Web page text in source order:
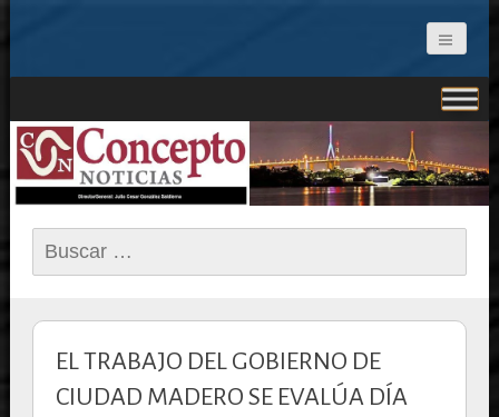
CONCEPTO NOTICIAS
Buscar:
EL TRABAJO DEL GOBIERNO DE
CIUDAD MADERO SE EVALÚA DÍA